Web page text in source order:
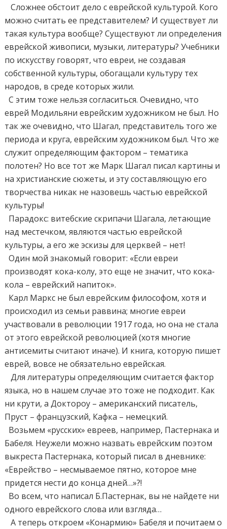
Сложнее обстоит дело с еврейской культурой. Кого
можно считать ее представителем? И существует ли
такая культура вообще? Существуют ли определения
еврейской живописи, музыки, литературы? Учебники
по искусству говорят, что евреи, не создавая
собственной культуры, обогащали культуру тех
народов, в среде которых жили.
С этим тоже нельзя согласиться. Очевидно, что
еврей Модильяни еврейским художником не был. Но
так же очевидно, что Шагал, представитель того же
периода и круга, еврейским художником был. Что же
служит определяющим фактором – тематика
полотен? Но все тот же Марк Шагал писал картины и
на христианские сюжеты, и эту составляющую его
творчества никак не назовешь частью еврейской
культуры!
Парадокс: витебские скрипачи Шагала, летающие
над местечком, являются частью еврейской
культуры, а его же эскизы для церквей – нет!
Один мой знакомый говорит: «Если евреи
производят кока-колу, это еще не значит, что кока-
кола – еврейский напиток».
Карл Маркс не был еврейским философом, хотя и
происходил из семьи раввина; многие евреи
участвовали в революции 1917 года, но она не стала
от этого еврейской революцией (хотя многие
антисемиты считают иначе). И книга, которую пишет
еврей, вовсе не обязательно еврейская.
Для литературы определяющим считается фактор
языка, но в нашем случае это тоже не подходит. Как
ни крути, а Доктороу – американский писатель,
Пруст – французский, Кафка – немецкий.
Возьмем «русских» евреев, например, Пастернака и
Бабеля. Неужели можно назвать еврейским поэтом
выкреста Пастернака, который писал в дневнике:
«Еврейство – несмываемое пятно, которое мне
придется нести до конца дней…»?!
Во всем, что написал Б.Пастернак, вы не найдете ни
одного еврейского слова или взгляда…
А теперь откроем «Конармию» Бабеля и почитаем о